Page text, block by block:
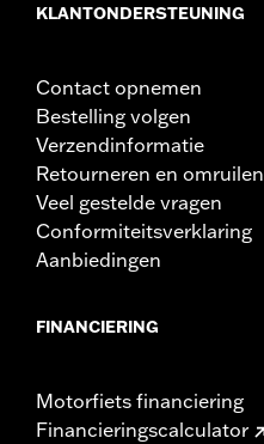
KLANTONDERSTEUNING
Contact opnemen
Bestelling volgen
Verzendinformatie
Retourneren en omruilen
Veel gestelde vragen
Conformiteitsverklaring
Aanbiedingen
FINANCIERING
Motorfiets financiering
Financieringscalculator